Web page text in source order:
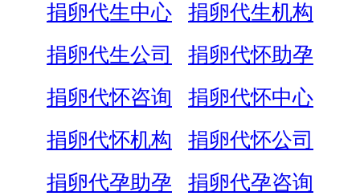
捐卵代生中心
捐卵代生机构
捐卵代生公司
捐卵代怀助孕
捐卵代怀咨询
捐卵代怀中心
捐卵代怀机构
捐卵代怀公司
捐卵代孕助孕
捐卵代孕咨询